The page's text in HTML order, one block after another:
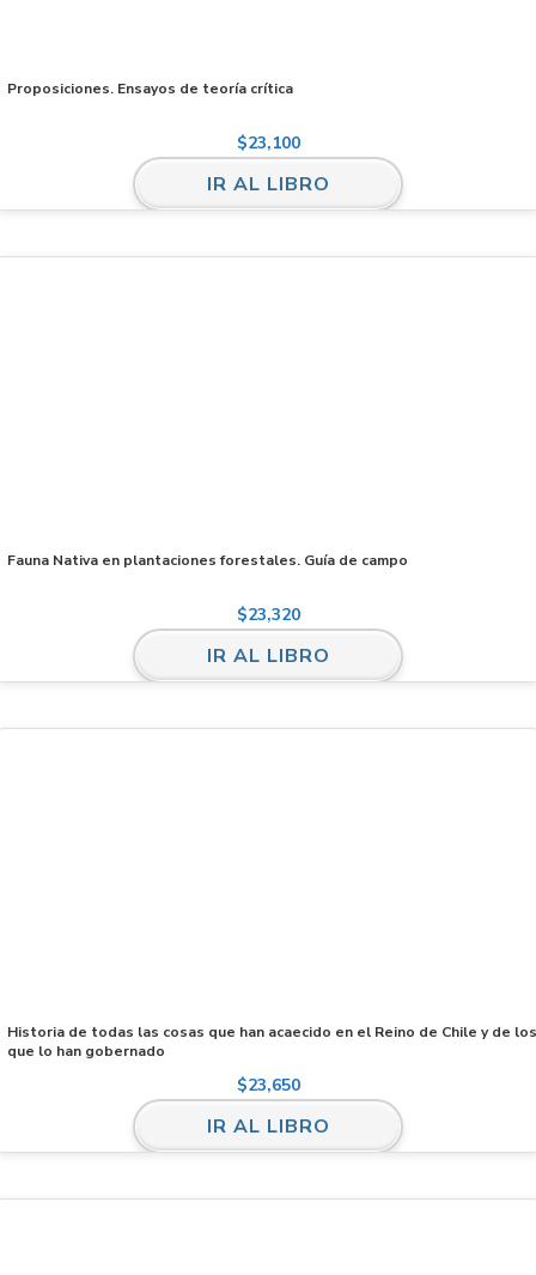
Proposiciones. Ensayos de teoría crítica
$23,100
IR AL LIBRO
Fauna Nativa en plantaciones forestales. Guía de campo
$23,320
IR AL LIBRO
Historia de todas las cosas que han acaecido en el Reino de Chile y de los
que lo han gobernado
$23,650
IR AL LIBRO